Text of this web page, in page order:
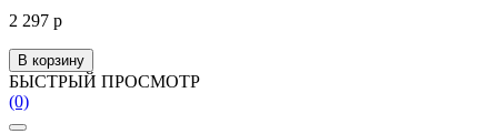
2 297 р
В корзину
БЫСТРЫЙ ПРОСМОТР
(0)